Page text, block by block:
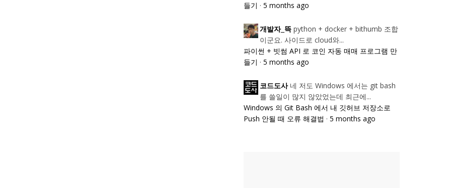
들기 · 5 months ago
개발자_뜩 python + docker + bithumb 조합
이군요. 사이드로 cloud와...
파이썬 + 빗썸 API 로 코인 자동 매매 프로그램 만
들기 · 5 months ago
코드도사 네 저도 Windows 에서는 git bash
를 쓸일이 많지 않았었는데 최근에...
Windows 의 Git Bash 에서 내 깃허브 저장소로
Push 안될 때 오류 해결법 · 5 months ago